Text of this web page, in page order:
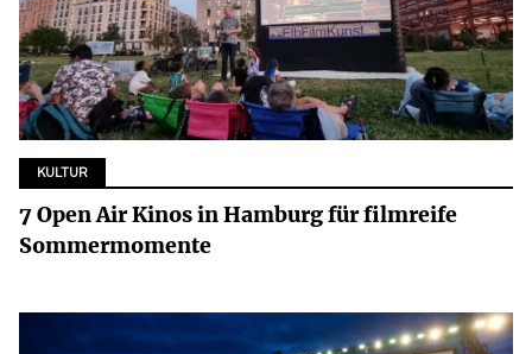
KULTUR
7 Open Air Kinos in Hamburg für filmreife
Sommermomente